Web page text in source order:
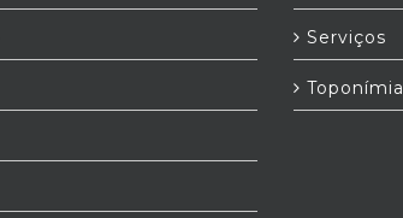
Serviços
Toponímia